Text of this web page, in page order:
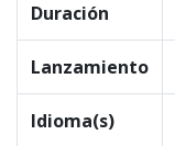
Duración
Lanzamiento
Idioma(s)